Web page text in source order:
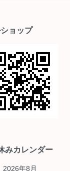
ョップ
みカレンダー
2026年8月